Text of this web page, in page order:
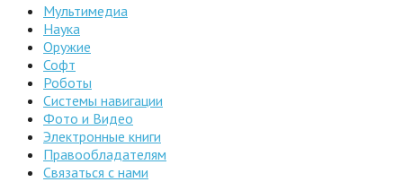
Мультимедиа
Наука
Оружие
Софт
Роботы
Системы навигации
Фото и Видео
Электронные книги
Правообладателям
Связаться с нами